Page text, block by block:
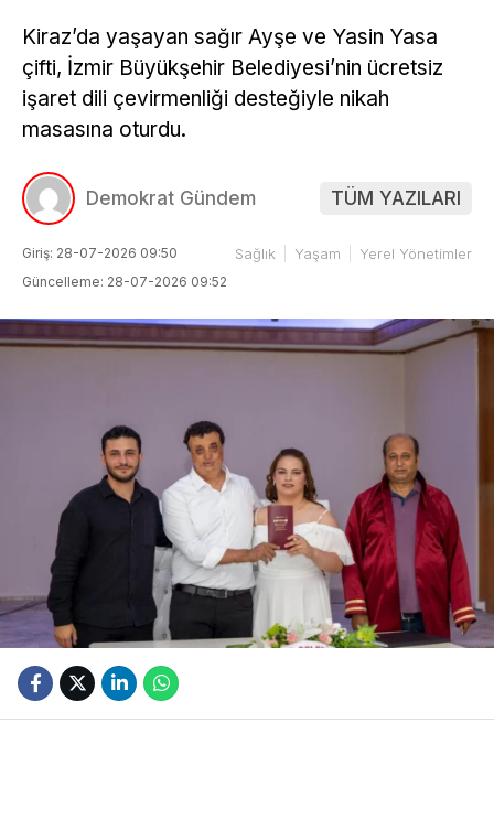
Kiraz’da yaşayan sağır Ayşe ve Yasin Yasa
çifti, İzmir Büyükşehir Belediyesi’nin ücretsiz
işaret dili çevirmenliği desteğiyle nikah
masasına oturdu.
Demokrat Gündem TÜM YAZILARI
Giriş: 28-07-2026 09:50
Güncelleme: 28-07-2026 09:52
Sağlık Yaşam Yerel Yönetimler